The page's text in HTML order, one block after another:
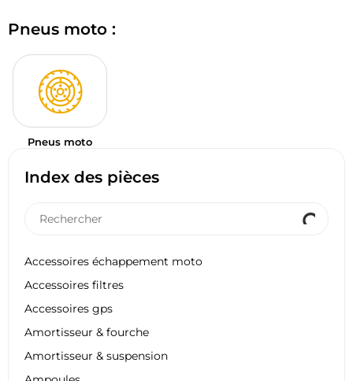
Index des pièces
Accessoires échappement moto
Accessoires filtres
Accessoires gps
Amortisseur & fourche
Amortisseur & suspension
Pneus moto :
Pneus moto